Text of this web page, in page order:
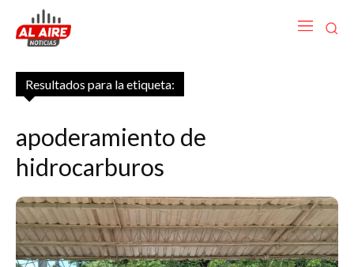
Resultados para la etiqueta:
apoderamiento de
hidrocarburos